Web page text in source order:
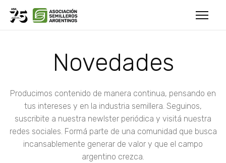
Novedades
Producimos contenido de manera continua, pensando en
tus intereses y en la industria semillera. Seguinos,
suscribite a nuestra newlster periódica y visitá nuestra
redes sociales. Formá parte de una comunidad que busca
incansablemente generar de valor y que el campo
argentino crezca.